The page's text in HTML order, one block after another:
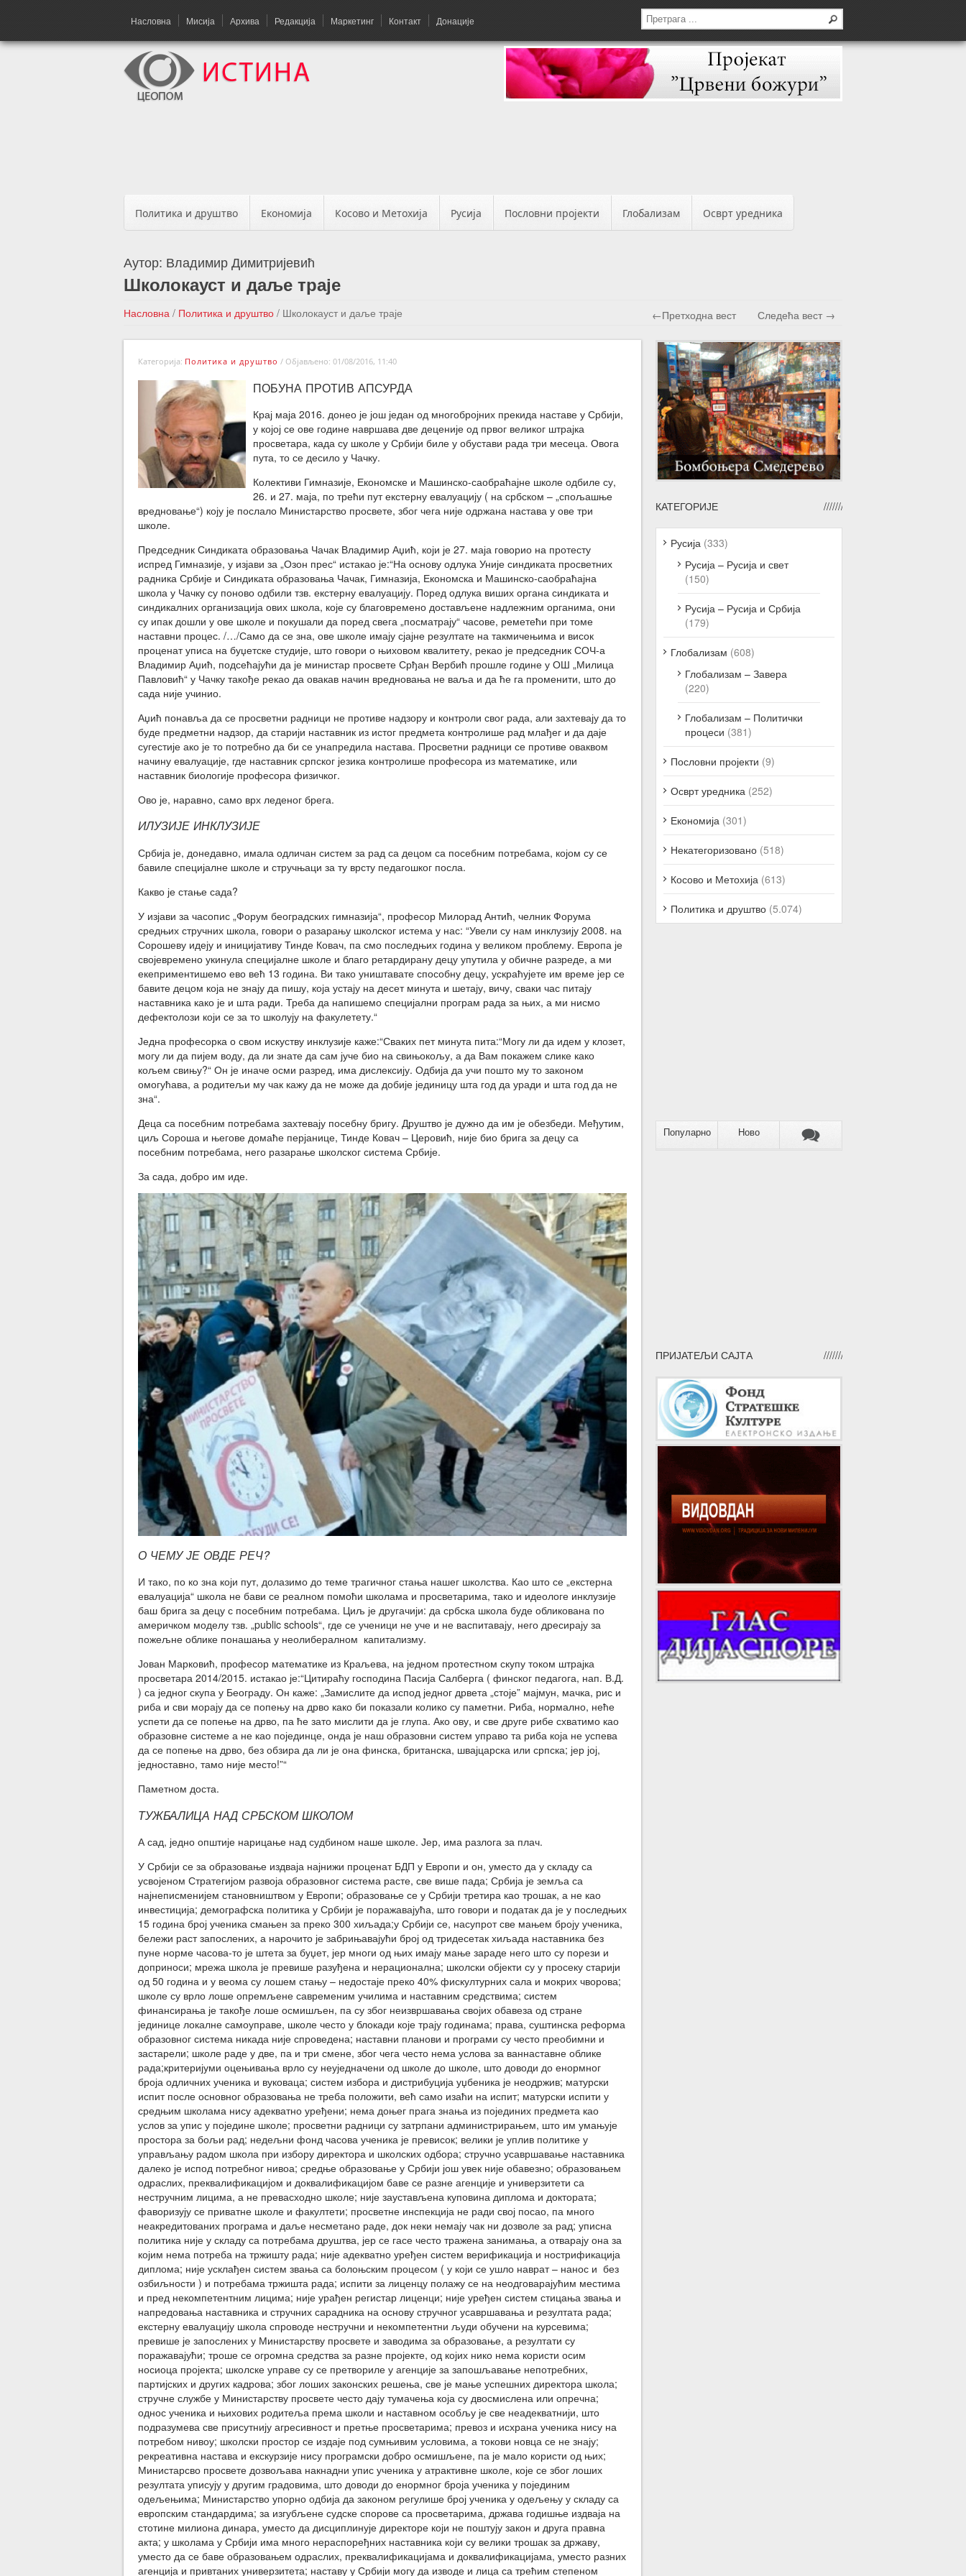
Насловна Мисија Архива Редакција Маркетинг Контакт Донације
Политика и друштво Економија Косово и Метохија Русија Пословни пројекти Глобализам Осврт уредника
Аутор: Владимир Димитријевић
Школокауст и даље траје
Насловна / Политика и друштво / Школокауст и даље траје ←Претходна вест Следећа вест →
Категорија: Политика и друштво / Објављено: 01/08/2016, 11:40
ПОБУНА ПРОТИВ АПСУРДА
Крај маја 2016. донео је још један од многобројних прекида наставе у Србији,
у којој се ове године навршава две деценије од првог великог штрајка
просветара, када су школе у Србији биле у обустави рада три месеца. Овога
пута, то се десило у Чачку.
Колективи Гимназије, Економске и Машинско-саобраћајне школе одбиле су,
26. и 27. маја, по трећи пут екстерну евалуацију ( на србском – „спољашње
вредновање“) коју је послало Министарство просвете, због чега није одржана настава у ове три
школе.
Председник Синдиката образовања Чачак Владимир Аџић, који је 27. маја говорио на протесту
испред Гимназије, у изјави за „Озон прес“ истакао је:“На основу одлука Уније синдиката просветних
радника Србије и Синдиката образовања Чачак, Гимназија, Економска и Машинско-саобраћајна
школа у Чачку су поново одбили тзв. екстерну евалуацију. Поред одлука виших органа синдиката и
синдикалних организација ових школа, које су благовремено достављене надлежним органима, они
су ипак дошли у ове школе и покушали да поред свега „посматрају“ часове, реметећи при томе
наставни процес. /…/Само да се зна, ове школе имају сјајне резултате на такмичењима и висок
проценат уписа на буџетске студије, што говори о њиховом квалитету, рекао је председник СОЧ-а
Владимир Аџић, подсећајући да је министар просвете Срђан Вербић прошле године у ОШ „Милица
Павловић“ у Чачку такође рекао да овакав начин вредновања не ваља и да ће га променити, што до
сада није учинио.
Аџић понавља да се просветни радници не противе надзору и контроли свог рада, али захтевају да то
буде предметни надзор, да старији наставник из истог предмета контролише рад млађег и да даје
сугестије ако је то потребно да би се унапредила настава. Просветни радници се противе оваквом
начину евалуације, где наставник српског језика контролише професора из математике, или
наставник биологије професора физичког.
Ово је, наравно, само врх леденог брега.
ИЛУЗИЈЕ ИНКЛУЗИЈЕ
Србија је, донедавно, имала одличан систем за рад са децом са посебним потребама, којом су се
бавиле специјалне школе и стручњаци за ту врсту педагошког посла.
Какво је стање сада?
У изјави за часопис „Форум београдских гимназија“, професор Милорад Антић, челник Форума
средњих стручних школа, говори о разарању школског истема у нас: “Увели су нам инклузију 2008. на
Сорошеву идеју и иницијативу Тинде Ковач, па смо последњих година у великом проблему. Европа је
својевремено укинула специјалне школе и благо ретардирану децу упутила у обичне разреде, а ми
екеприментишемо ево већ 13 година. Ви тако уништавате способну децу, ускраћујете им време јер се
бавите децом која не знају да пишу, која устају на десет минута и шетају, вичу, сваки час питају
наставника како је и шта ради. Треба да напишемо специјални програм рада за њих, а ми нисмо
дефектолози који се за то школују на факулетету.“
Једна професорка о свом искуству инклузије каже:“Сваких пет минута пита:“Могу ли да идем у клозет,
могу ли да пијем воду, да ли знате да сам јуче био на свињокољу, а да Вам покажем слике како
кољем свињу?“ Он је иначе осми разред, има дислексију. Одбија да учи пошто му то законом
омогућава, а родитељи му чак кажу да не може да добије јединицу шта год да уради и шта год да не
зна“.
Деца са посебним потребама захтевају посебну бригу. Друштво је дужно да им је обезбеди. Међутим,
циљ Сороша и његове домаће перјанице, Тинде Ковач – Церовић, није био брига за децу са
посебним потребама, него разарање школског система Србије.
За сада, добро им иде.
О ЧЕМУ ЈЕ ОВДЕ РЕЧ?
И тако, по ко зна који пут, долазимо до теме трагичног стања нашег школства. Као што се „екстерна
евалуација“ школа не бави се реалном помоћи школама и просветарима, тако и идеологе инклузије
баш брига за децу с посебним потребама. Циљ је другачији: да србска школа буде обликована по
америчком моделу тзв. „public schools“, где се ученици не уче и не васпитавају, него дресирају за
пожељне облике понашања у неолибералном капитализму.
Јован Марковић, професор математике из Краљева, на једном протестном скупу током штрајка
просветара 2014/2015. истакао је:“Цитираћу господина Пасија Салберга ( финског педагога, нап. В.Д.
) са једног скупа у Београду. Он каже: „Замислите да испод једног дрвета „стоје” мајмун, мачка, рис и
риба и сви морају да се попењу на дрво како би показали колико су паметни. Риба, нормално, неће
успети да се попење на дрво, па ће зато мислити да је глупа. Ако ову, и све друге рибе схватимо као
образовне системе а не као појединце, онда је наш образовни систем управо та риба која не успева
да се попење на дрво, без обзира да ли је она финска, британска, швајцарска или српска; јер јој,
једноставно, тамо није место!”“
Паметном доста.
ТУЖБАЛИЦА НАД СРБСКОМ ШКОЛОМ
А сад, једно општије нарицање над судбином наше школе. Јер, има разлога за плач.
У Србији се за образовање издваја најнижи проценат БДП у Европи и он, уместо да у складу са
усвојеном Стратегијом развоја образовног система расте, све више пада; Србија је земља са
најнеписменијем становништвом у Европи; образовање се у Србији третира као трошак, а не као
инвестиција; демографска политика у Србији је поражавајућа, што говори и податак да је у последњих
15 година број ученика смањен за преко 300 хиљада;у Србији се, насупрот све мањем броју ученика,
бележи раст запослених, а нарочито је забрињавајући број од тридесетак хиљада наставника без
пуне норме часова-то је штета за буџет, јер многи од њих имају мање зараде него што су порези и
доприноси; мрежа школа је превише разуђена и нерационална; школски објекти су у просеку старији
од 50 година и у веома су лошем стању – недостаје преко 40% фискултурних сала и мокрих чворова;
школе су врло лоше опремљене савременим училима и наставним средствима; систем
финансирања је такође лоше осмишљен, па су због неизвршавања својих обавеза од стране
јединице локалне самоуправе, школе често у блокади које трају годинама; права, суштинска реформа
образовног система никада није спроведена; наставни планови и програми су често преобимни и
застарели; школе раде у две, па и три смене, због чега често нема услова за ваннаставне облике
рада;критеријуми оцењивања врло су неуједначени од школе до школе, што доводи до енормног
броја одличних ученика и вуковаца; систем избора и дистрибуција уџбеника је неодржив; матурски
испит после основног образовања не треба положити, већ само изаћи на испит; матурски испити у
средњим школама нису адекватно уређени; нема доњег прага знања из појединих предмета као
услов за упис у поједине школе; просветни радници су затрпани администрирањем, што им умањује
простора за бољи рад; недељни фонд часова ученика је превисок; велики је уплив политике у
управљању радом школа при избору директора и школских одбора; стручно усавршавање наставника
далеко је испод потребног нивоа; средње образовање у Србији још увек није обавезно; образовањем
одраслих, преквалификацијом и доквалификацијом баве се разне агенције и универзитети са
нестручним лицима, а не превасходно школе; није заустављена куповина диплома и доктората;
фаворизују се приватне школе и факултети; просветне инспекција не ради свој посао, па много
неакредитованих програма и даље несметано раде, док неки немају чак ни дозволе за рад; уписна
политика није у складу са потребама друштва, јер се гасе често тражена занимања, а отварају она за
којим нема потреба на тржишту рада; није адекватно уређен систем верификација и нострификација
диплома; није усклађен систем звања са болоњским процесом ( у који се ушло наврат – нанос и без
озбиљности ) и потребама тржишта рада; испити за лиценцу полажу се на неодговарајућим местима
и пред некомпетентним лицима; није урађен регистар лиценци; није уређен систем стицања звања и
напредовања наставника и стручних сарадника на основу стручног усавршавања и резултата рада;
екстерну евалуацију школа спроводе нестручни и некомпетентни људи обучени на курсевима;
превише је запослених у Министарству просвете и заводима за образовање, а резултати су
поражавајући; троше се огромна средства за разне пројекте, од којих нико нема користи осим
носиоца пројекта; школске управе су се претвориле у агенције за запошљавање непотребних,
партијских и других кадрова; због лоших законских решења, све је мање успешних директора школа;
стручне службе у Министарству просвете често дају тумачења која су двосмислена или опречна;
однос ученика и њихових родитеља према школи и наставном особљу је све неадекватнији, што
подразумева све присутнију агресивност и претње просветарима; превоз и исхрана ученика нису на
потребом нивоу; школски простор се издаје под сумњивим условима, а токови новца се не знају;
рекреативна настава и екскурзије нису програмски добро осмишљене, па је мало користи од њих;
Министарсво просвете дозвољава накнадни упис ученика у атрактивне школе, које се због лоших
резултата уписују у другим градовима, што доводи до енормног броја ученика у појединим
одељењима; Министарство упорно одбија да законом регулише број ученика у одељењу у складу са
европским стандардима; за изгубљене судске спорове са просветарима, држава годишње издваја на
стотине милиона динара, уместо да дисциплинује директоре који не поштују закон и друга правна
акта; у школама у Србији има много нераспоређних наставника који су велики трошак за државу,
уместо да се баве образовањем одраслих, преквалификацијама и доквалификацијама, уместо разних
агенција и привтаних универзитета; наставу у Србији могу да изводе и лица са трећим степеном
КАТЕГОРИЈЕ
Русија (333)
Русија – Русија и свет
(150)
Русија – Русија и Србија
(179)
Глобализам (608)
Глобализам – Завера
(220)
Глобализам – Политички
процеси (381)
Пословни пројекти (9)
Осврт уредника (252)
Економија (301)
Некатегоризовано (518)
Косово и Метохија (613)
Политика и друштво (5.074)
Популарно Ново
ПРИЈАТЕЉИ САЈТА